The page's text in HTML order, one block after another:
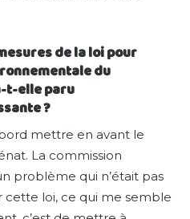
de la loi pour
du
t-elle paru
?
mettre en avant le
La commission
problème qui n’était pas
cette loi, ce qui me semble